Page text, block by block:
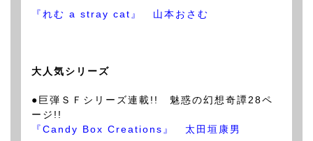
『れむ a stray cat』 山本おさむ
大人気シリーズ
●巨弾ＳＦシリーズ連載!! 魅惑の幻想奇譚28ペ
ージ!!
『Candy Box Creations』 太田垣康男